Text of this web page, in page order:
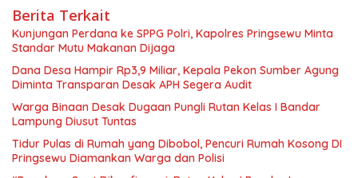
Berita Terkait
Kunjungan Perdana ke SPPG Polri, Kapolres Pringsewu Minta
Standar Mutu Makanan Dijaga
Dana Desa Hampir Rp3,9 Miliar, Kepala Pekon Sumber Agung
Diminta Transparan Desak APH Segera Audit
Warga Binaan Desak Dugaan Pungli Rutan Kelas I Bandar
Lampung Diusut Tuntas
Tidur Pulas di Rumah yang Dibobol, Pencuri Rumah Kosong DI
Pringsewu Diamankan Warga dan Polisi